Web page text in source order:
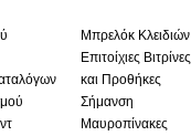
Μπρελόκ Κλειδιών
Επιτοίχιες Βιτρίνες
και Προθήκες
Σήμανση
Μαυροπίνακες